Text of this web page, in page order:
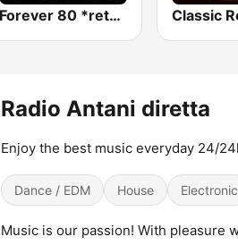
Forever 80 *rete2* Radio Carpi
Radio Antani diretta
Enjoy the best music everyday 24/
Dance / EDM House Electronic
Music is our passion! With pleasure